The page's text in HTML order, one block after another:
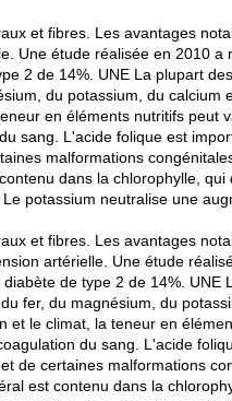
et fibres. Les avantages
Une étude réalisée en 2010
2 de 14%. UNE La plupart
du potassium, du calcium
en éléments nutritifs peut
sang. L'acide folique est
malformations
dans la chlorophylle, qui
potassium neutralise une
et fibres. Les avantages
artérielle. Une étude
de type 2 de 14%. UNE
fer, du magnésium, du
le climat, la teneur en
du sang. L'acide
de certaines malformations
est contenu dans la